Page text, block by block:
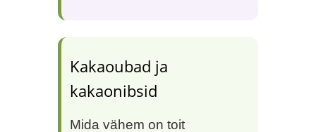
Kakaoubad ja
kakaonibsid
Mida vähem on toit